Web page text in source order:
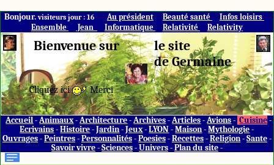
Bonjour.visiteurs jour : 16 Au président Beauté santé
Infos loisirs
Ensemble
Jean Informatique Relativité Relativity
Bienvenue sur
Cliquez ici Merci
le site
de Germaine
Accueil -Animaux-Architecture -Archives -Articles -Avions - Cuisine -
Ecrivains -Histoire -Jardin-Jeux-LYON -Maison-Mythologie -
Ouvrages- Peintres- Personnalités- Poesies- Recettes- Religion- Sante-
Savoir vivre- Sciences- Univers- Plan du site-